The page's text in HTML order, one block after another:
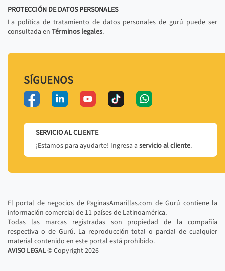
PROTECCIÓN DE DATOS PERSONALES
La política de tratamiento de datos personales de gurú puede ser
consultada en Términos legales.
SÍGUENOS
SERVICIO AL CLIENTE
¡Estamos para ayudarte! Ingresa a servicio al cliente.
El portal de negocios de PaginasAmarillas.com de Gurú contiene la
información comercial de 11 países de Latinoamérica.
Todas las marcas registradas son propiedad de la compañía
respectiva o de Gurú. La reproducción total o parcial de cualquier
material contenido en este portal está prohibido.
AVISO LEGAL© Copyright2026